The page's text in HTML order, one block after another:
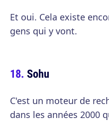
Et oui. Cela existe
gens qui y vont.
Sohu
C'est un moteur de
dans les années 2000